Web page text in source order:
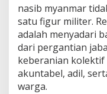
nasib myanmar
satu figur militer.
adalah menyadari
dari pergantian
keberanian
akuntabel, adil,
warga.